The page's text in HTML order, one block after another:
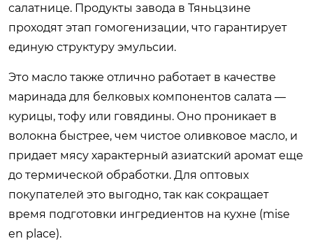
салатнице. Продукты завода в Тяньцзине
проходят этап гомогенизации, что гарантирует
единую структуру эмульсии.
Это масло также отлично работает в качестве
маринада для белковых компонентов салата —
курицы, тофу или говядины. Оно проникает в
волокна быстрее, чем чистое оливковое масло, и
придает мясу характерный азиатский аромат еще
до термической обработки. Для оптовых
покупателей это выгодно, так как сокращает
время подготовки ингредиентов на кухне (mise
en place).